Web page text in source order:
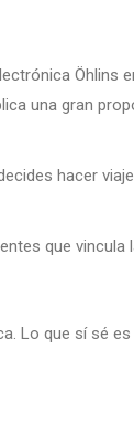
Öhlins
una gran
hacer
que vincula
Lo que sí sé